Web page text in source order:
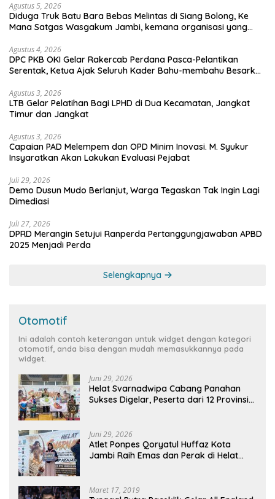
Agustus 5, 2026
Diduga Truk Batu Bara Bebas Melintas di Siang Bolong, Ke
Mana Satgas Wasgakum Jambi, kemana organisasi yang
Agustus 4, 2026
DPC PKB OKI Gelar Rakercab Perdana Pasca-Pelantikan
Serentak, Ketua Ajak Seluruh Kader Bahu-membahu Besarkan
Agustus 3, 2026
LTB Gelar Pelatihan Bagi LPHD di Dua Kecamatan, Jangkat
Timur dan Jangkat
Agustus 3, 2026
Capaian PAD Melempem dan OPD Minim Inovasi. M. Syukur
Insyaratkan Akan Lakukan Evaluasi Pejabat
Juli 29, 2026
Demo Dusun Mudo Berlanjut, Warga Tegaskan Tak Ingin Lagi
Dimediasi
Juli 27, 2026
DPRD Merangin Setujui Ranperda Pertanggungjawaban APBD
2025 Menjadi Perda
Selengkapnya
Otomotif
Ini adalah contoh keterangan untuk widget dengan kategori
otomotif, anda bisa dengan mudah memasukkannya pada
widget.
Juni 29, 2026
Helat Svarnadwipa Cabang Panahan
Sukses Digelar, Peserta dari 12 Provinsi
Juni 29, 2026
Atlet Ponpes Qoryatul Huffaz Kota
Jambi Raih Emas dan Perak di Helat
Maret 17, 2019